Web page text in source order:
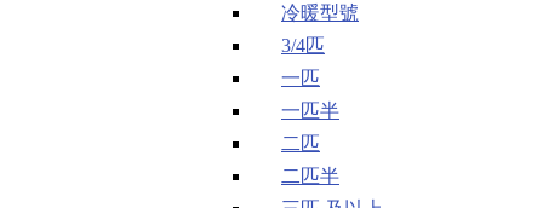
冷暖型號
3/4匹
一匹
一匹半
二匹
二匹半